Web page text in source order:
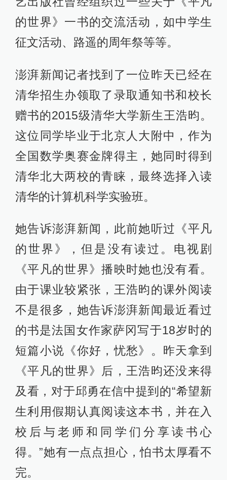
的世界》一书的交流活动，如中学生
征文活动、路遥的周年祭等等。
澎湃新闻记者找到了一位昨天已经在
清华招生办领取了录取通知书和校长
赠书的2015级清华大学新生王浩昀。
这位同学毕业于北京人大附中，作为
全国数学奥赛金牌得主，她同时得到
清华北大两校的青睐，最终选择入读
清华的计算机科学实验班。
她告诉澎湃新闻，此前她听过《平凡
的世界》，但是没有读过。电视剧
《平凡的世界》播映时她也没有看。
由于课业较紧张，王浩昀的课外阅读
不是很多，她告诉澎湃新闻最近看过
的书是法国女作家萨冈写于18岁时的
短篇小说《你好，忧愁》。昨天拿到
《平凡的世界》后，王浩昀还没来得
及看，对于邱勇在信中提到的“希望新
生利用假期认真阅读这本书，并在入
校后与老师和同学们分享读书心
得。”她有一点点担心，怕书太厚看不
完。